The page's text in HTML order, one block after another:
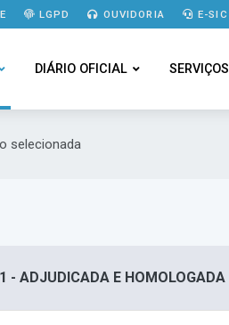
LGPD OUVIDORIA E-SIC
DIÁRIO OFICIAL SERVIÇOS
selecionada
- ADJUDICADA E HOMOLOGADA